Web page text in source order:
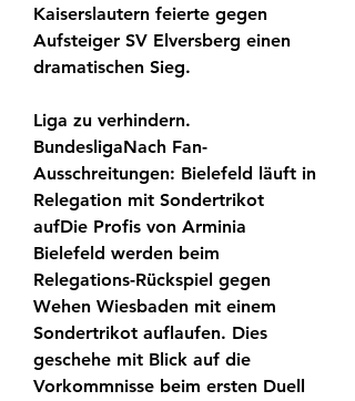
Kaiserslautern feierte gegen
Aufsteiger SV Elversberg einen
dramatischen Sieg.
Liga zu verhindern.
BundesligaNach Fan-
Ausschreitungen: Bielefeld läuft in
Relegation mit Sondertrikot
aufDie Profis von Arminia
Bielefeld werden beim
Relegations-Rückspiel gegen
Wehen Wiesbaden mit einem
Sondertrikot auflaufen. Dies
geschehe mit Blick auf die
Vorkommnisse beim ersten Duell